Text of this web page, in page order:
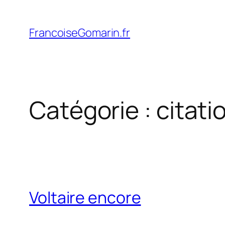
contenu
FrancoiseGomarin.fr
Catégorie :
Voltaire encore